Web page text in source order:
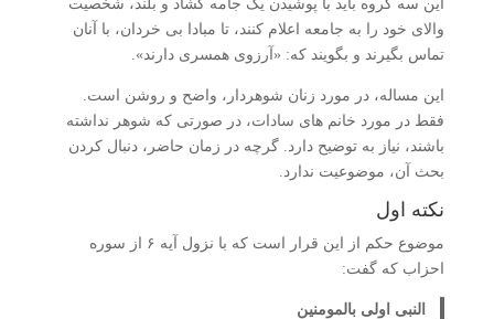
این سه گروه باید با پوشیدن یک جامه گشاد و بلند، شخصیت
والای خود را به جامعه اعلام کنند، تا مبادا بی خردان، با آنان
تماس بگیرند و بگویند که: «آرزوی همسری دارند».
این مساله، در مورد زنان شوهردار، واضح و روشن است.
فقط در مورد خانم های سادات، در صورتی که شوهر نداشته
باشند، نیاز به توضیح دارد. گرچه در زمان حاضر، دنبال کردن
بحث آن، موضوعیت ندارد.
نکته اول
موضوع حکم از این قرار است که با نزول آیه ۶ از سوره
احزاب که گفت:
النبی اولی بالمومنین